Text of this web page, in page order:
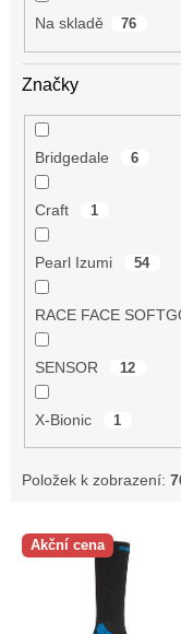
Na skladě 76
Značky
Bridgedale 6
Craft 1
Pearl Izumi 54
RACE FACE
SENSOR 12
X-Bionic 1
Položek k zobrazení:
V Akční cena